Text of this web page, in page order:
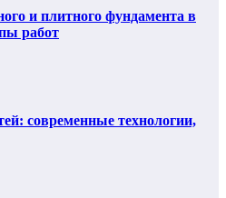
и плитного фундамента в
работ
современные технологии,